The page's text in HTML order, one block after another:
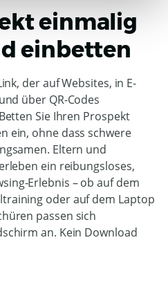
einmalig
einbetten
der auf Websites, in E-
über QR-Codes
Sie Ihren Prospekt
ein, ohne dass schwere
Eltern und
ein reibungsloses,
Erlebnis – ob auf dem
oder auf dem Laptop
passen sich
an. Kein Download